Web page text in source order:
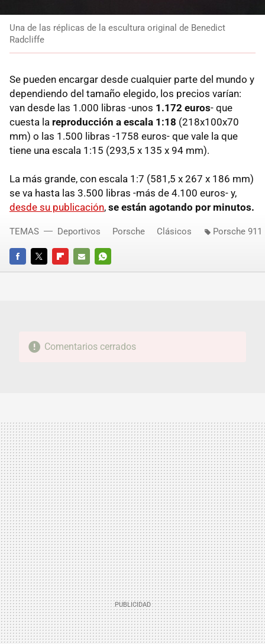
Una de las réplicas de la escultura original de Benedict
Radcliffe
Se pueden encargar desde cualquier parte del mundo y
dependiendo del tamaño elegido, los precios varían:
van desde las 1.000 libras -unos 1.172 euros- que
cuesta la reproducción a escala 1:18 (218x100x70
mm) o las 1.500 libras -1758 euros- que vale la que
tiene una escala 1:15 (293,5 x 135 x 94 mm).
La más grande, con escala 1:7 (581,5 x 267 x 186 mm)
se va hasta las 3.500 libras -más de 4.100 euros- y,
desde su publicación, se están agotando por minutos.
FACEBOOKTWITTERFLIPBOARD
E-
WHATSAPP
TEMAS Deportivos Porsche Clásicos Porsche 911
Comentarios cerrados